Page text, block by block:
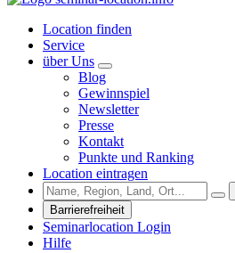
Location finden
Service
über Uns
Blog
Gewinnspiel
Newsletter
Presse
Kontakt
Punkte und Ranking
Location eintragen
Barrierefreiheit
Seminarlocation Login
Hilfe